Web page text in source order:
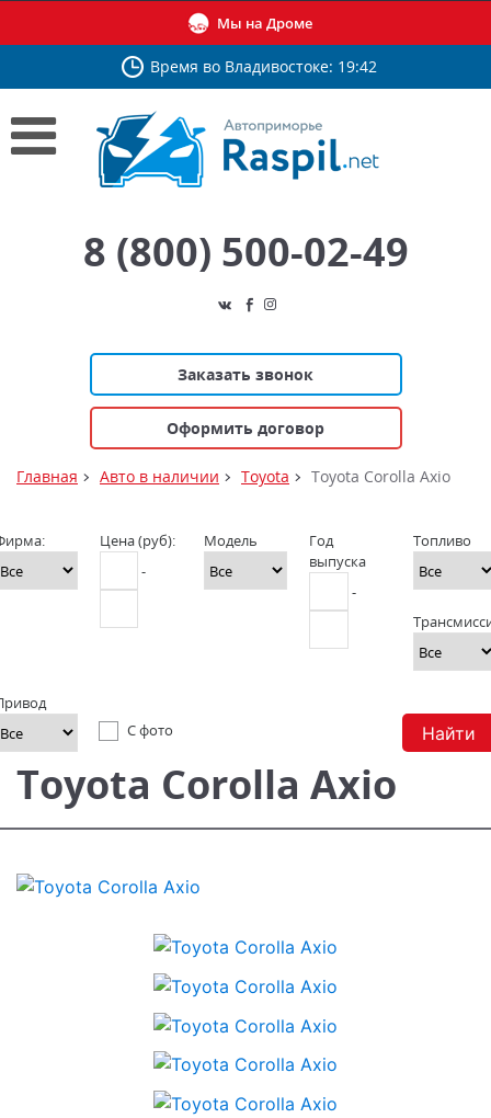
Мы на Дроме
Время во Владивостоке: 19:42
8 (800) 500-02-49
Заказать звонок
Оформить договор
Главная Авто в наличии Toyota Toyota Corolla Axio
Цена (руб):
-
Модель
Год
выпуска
-
Топливо
С фото
Найти
Toyota Corolla Axio